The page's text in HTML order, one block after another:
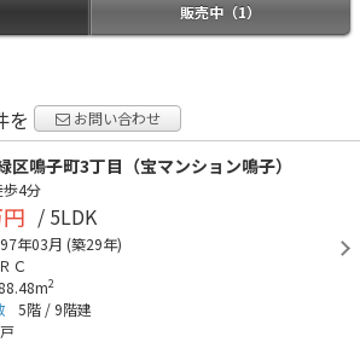
販売中（1）
を
お問い合わせ
区鳴子町3丁目（宝マンション鳴子）
歩4分
/ 5LDK
年03月 (築29年)
ＲＣ
88.48m2
5階 /9階建